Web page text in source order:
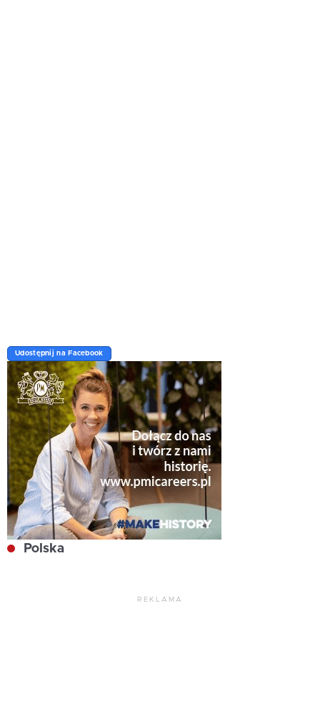
Udostępnij na Facebook
Polska
REKLAMA